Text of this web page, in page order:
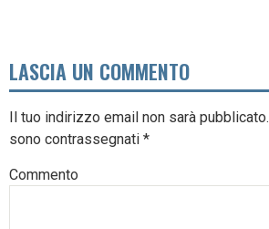
LASCIA UN COMMENTO
Il tuo indirizzo email non sarà pubblicato.
sono contrassegnati *
Commento